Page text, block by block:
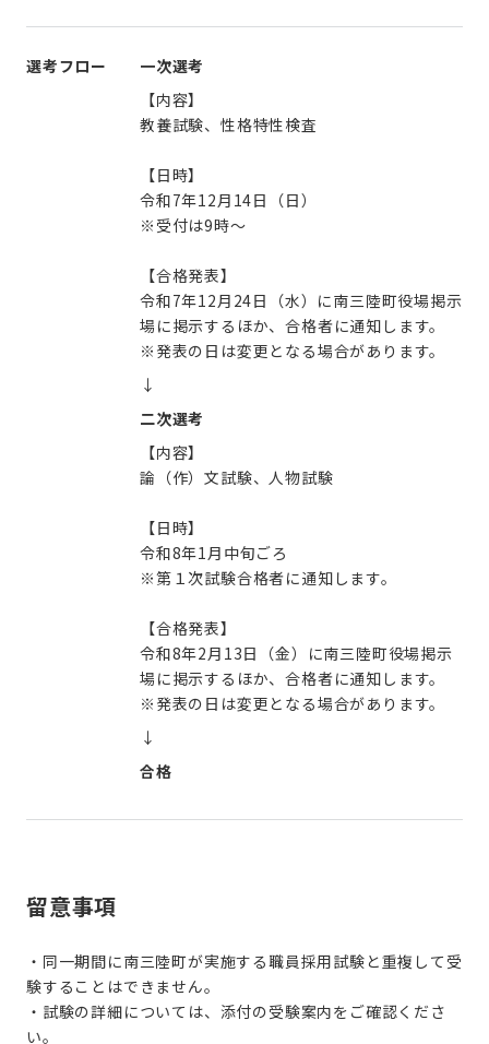
選考フロー
一次選考
【内容】
教養試験、性格特性検査
【日時】
令和7年12月14日（日）
※受付は9時～
【合格発表】
令和7年12月24日（水）に南三陸町役場掲示
場に掲示するほか、合格者に通知します。
※発表の日は変更となる場合があります。
↓
二次選考
【内容】
論（作）文試験、人物試験
【日時】
令和8年1月中旬ごろ
※第１次試験合格者に通知します。
【合格発表】
令和8年2月13日（金）に南三陸町役場掲示
場に掲示するほか、合格者に通知します。
※発表の日は変更となる場合があります。
↓
合格
留意事項
・同一期間に南三陸町が実施する職員採用試験と重複して受
験することはできません。
・試験の詳細については、添付の受験案内をご確認くださ
い。